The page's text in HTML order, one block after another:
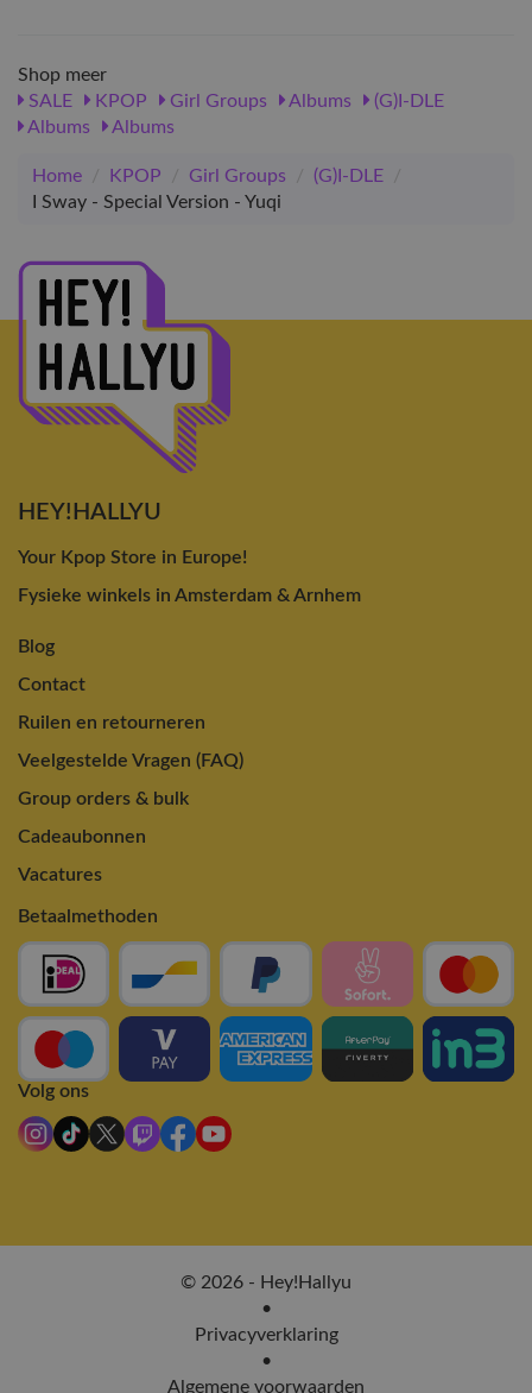
Shop meer
SALE
KPOP Girl Groups Albums
(G)I-DLE
Albums
Albums
Home / KPOP / Girl Groups / (G)I-DLE
/
I Sway - Special Version - Yuqi
HEY!HALLYU
Your Kpop Store in Europe!
Fysieke winkels in Amsterdam & Arnhem
Blog
Contact
Ruilen en retourneren
Veelgestelde Vragen (FAQ)
Group orders & bulk
Cadeaubonnen
Vacatures
Betaalmethoden
Volg ons
© 2026 - Hey!Hallyu
•
Privacyverklaring
•
Algemene voorwaarden